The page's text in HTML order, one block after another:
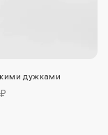
дужками